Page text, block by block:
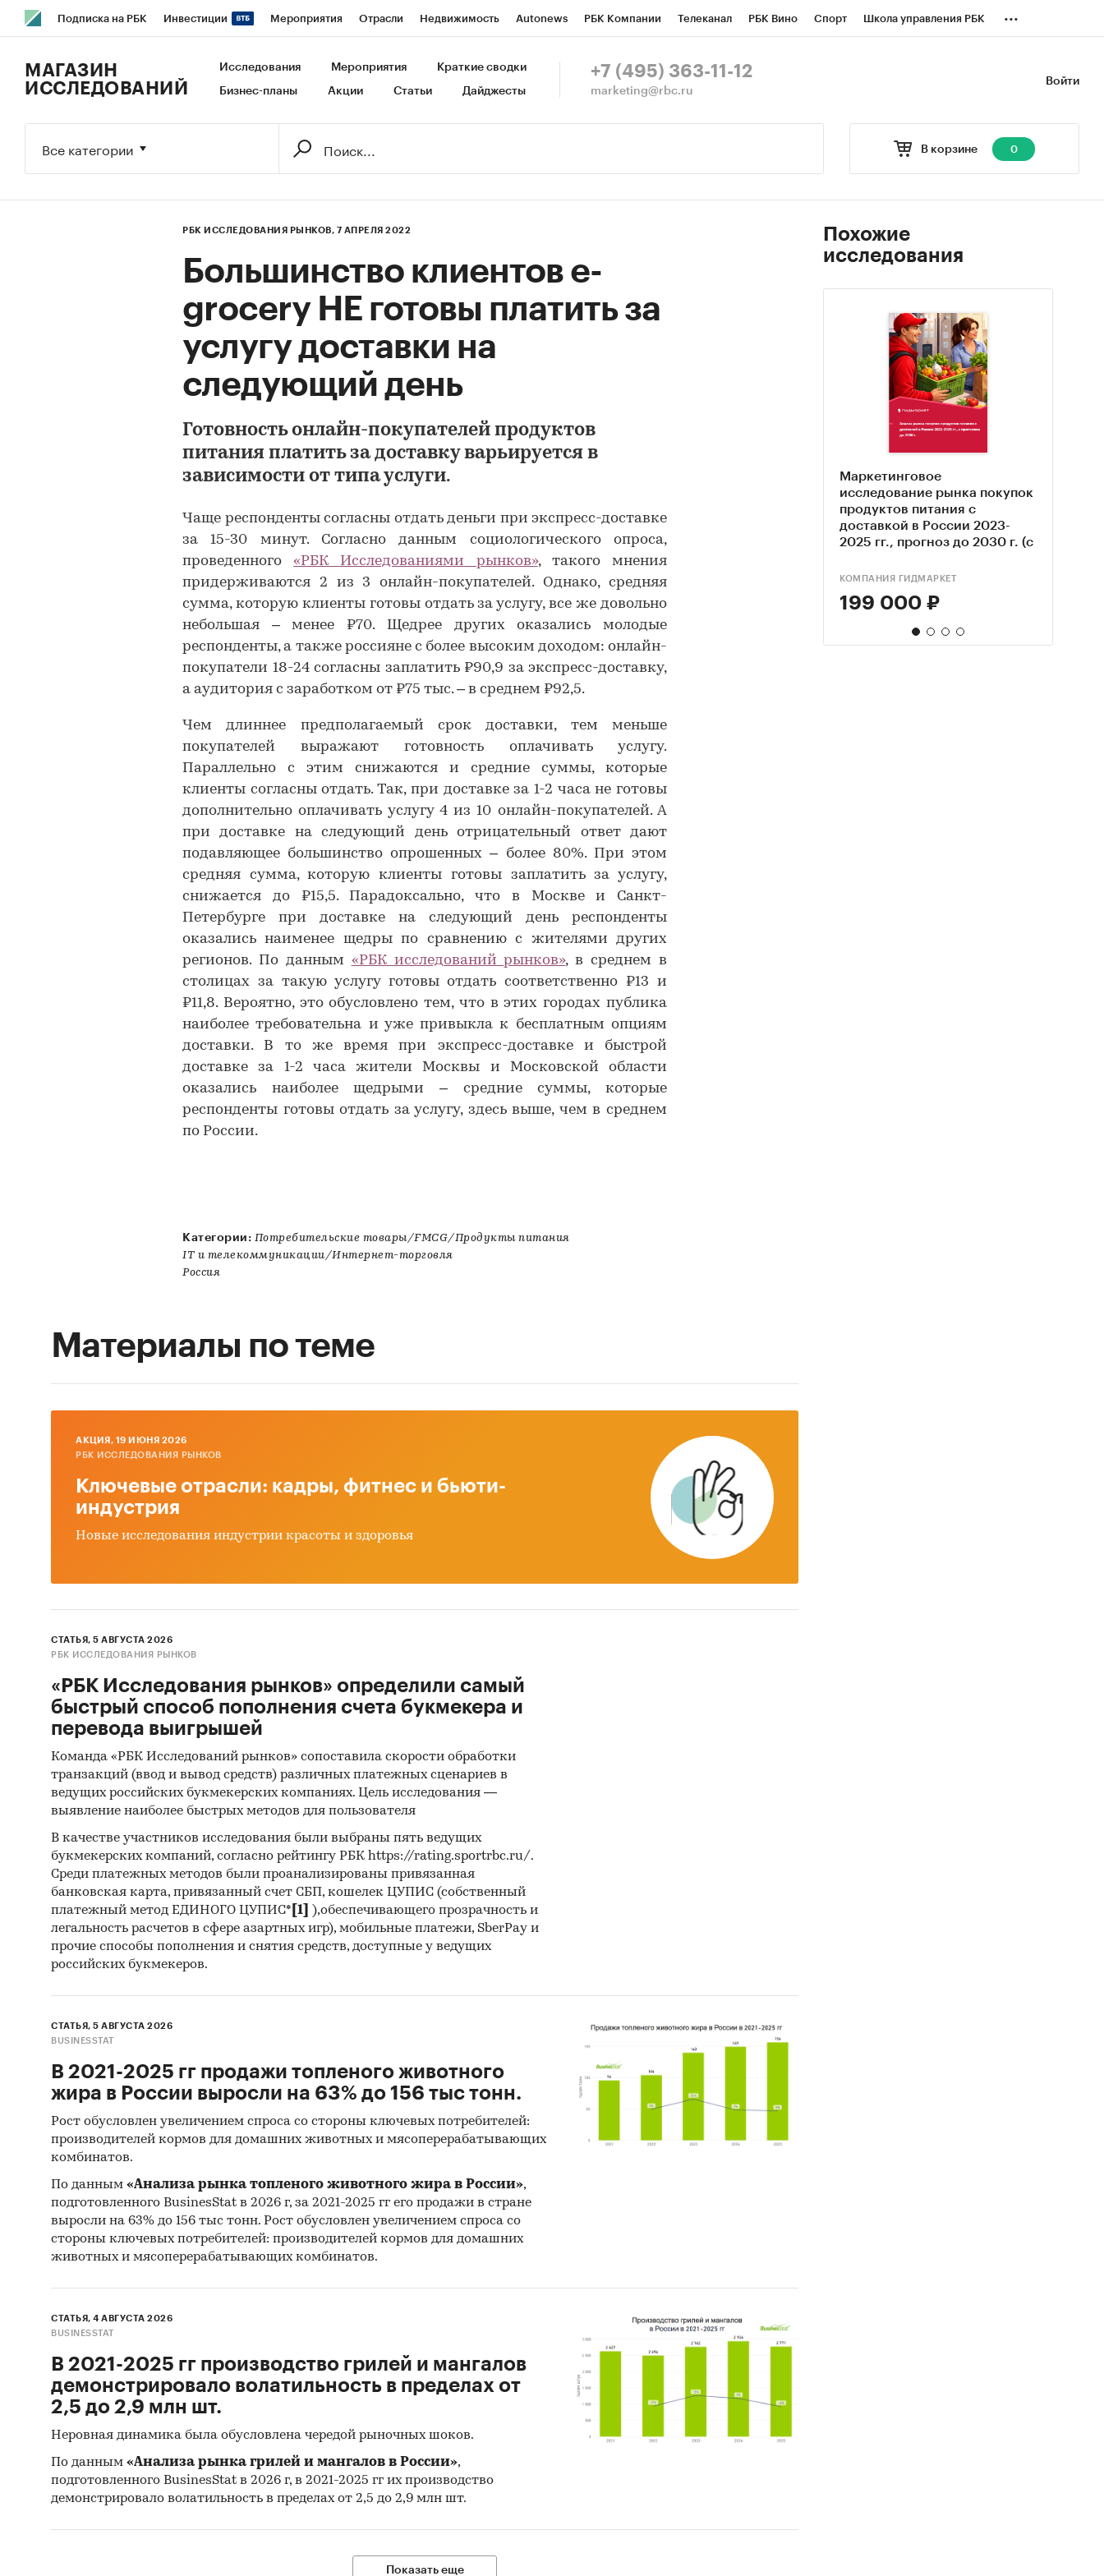
Подписка на РБК Инвестиции Мероприятия Отрасли Недвижимость Autonews РБК Компании Телеканал РБК Вино Спорт Школа управления РБК
Исследования Кредитные рейтинги Франшизы Газета Спецпроекты СПб Конференции СПб Спецпроекты
...
Войти
МАГАЗИН
ИССЛЕДОВАНИЙ
Исследования Мероприятия Краткие сводки
Бизнес-планы Акции Статьи Дайджесты
+7 (495) 363-11-12
marketing@rbc.ru
В корзине 0
Все категории
РБК ИССЛЕДОВАНИЯ РЫНКОВ, 7 АПРЕЛЯ 2022
Большинство клиентов e-
grocery НЕ готовы платить за
услугу доставки на
следующий день
Готовность онлайн-покупателей продуктов
питания платить за доставку варьируется в
зависимости от типа услуги.
Чаще респонденты согласны отдать деньги при экспресс-доставке
за 15-30 минут. Согласно данным социологического опроса,
проведенного«РБК Исследованиями рынков», такого мнения
придерживаются 2 из 3 онлайн-покупателей. Однако, средняя
сумма, которую клиенты готовы отдать за услугу, все же довольно
небольшая – менее ₽70. Щедрее других оказались молодые
респонденты, а также россияне с более высоким доходом: онлайн-
покупатели 18-24 согласны заплатить ₽90,9 за экспресс-доставку,
а аудитория с заработком от ₽75 тыс. – в среднем ₽92,5.
Чем длиннее предполагаемый срок доставки, тем меньше
покупателей выражают готовность оплачивать услугу.
Параллельно с этим снижаются и средние суммы, которые
клиенты согласны отдать. Так, при доставке за 1-2 часа не готовы
дополнительно оплачивать услугу 4 из 10 онлайн-покупателей. А
при доставке на следующий день отрицательный ответ дают
подавляющее большинство опрошенных – более 80%. При этом
средняя сумма, которую клиенты готовы заплатить за услугу,
снижается до ₽15,5. Парадоксально, что в Москве и Санкт-
Петербурге при доставке на следующий день респонденты
оказались наименее щедры по сравнению с жителями других
регионов. По данным «РБК исследований рынков», в среднем в
столицах за такую услугу готовы отдать соответственно ₽13 и
₽11,8. Вероятно, это обусловлено тем, что в этих городах публика
наиболее требовательна и уже привыкла к бесплатным опциям
доставки. В то же время при экспресс-доставке и быстрой
доставке за 1-2 часа жители Москвы и Московской области
оказались наиболее щедрыми – средние суммы, которые
респонденты готовы отдать за услугу, здесь выше, чем в среднем
по России.
Категории: Потребительские товары/FMCG/Продукты питания
IT и телекоммуникации/Интернет-торговля
Россия
Похожие
исследования
Маркетинговое
исследование рынка покупок
продуктов питания с
доставкой в России 2023-
2025 гг., прогноз до 2030 г. (с
КОМПАНИЯ ГИДМАРКЕТ
199 000 ₽
Материалы по теме
AКЦИЯ, 19 ИЮНЯ 2026
РБК ИССЛЕДОВАНИЯ РЫНКОВ
Ключевые отрасли: кадры, фитнес и бьюти-
индустрия
Новые исследования индустрии красоты и здоровья
СТАТЬЯ, 5 АВГУСТА 2026
РБК ИССЛЕДОВАНИЯ РЫНКОВ
«РБК Исследования рынков» определили самый
быстрый способ пополнения счета букмекера и
перевода выигрышей
Команда «РБК Исследований рынков» сопоставила скорости обработки
транзакций (ввод и вывод средств) различных платежных сценариев в
ведущих российских букмекерских компаниях. Цель исследования —
выявление наиболее быстрых методов для пользователя
В качестве участников исследования были выбраны пять ведущих
букмекерских компаний, согласно рейтингу РБК https://rating.sportrbc.ru/.
Среди платежных методов были проанализированы привязанная
банковская карта, привязанный счет СБП, кошелек ЦУПИС (собственный
платежный метод ЕДИНОГО ЦУПИС* [1]
),обеспечивающего прозрачность и
легальность расчетов в сфере азартных игр), мобильные платежи, SberPay и
прочие способы пополнения и снятия средств, доступные у ведущих
российских букмекеров.
СТАТЬЯ, 5 АВГУСТА 2026
BUSINESSTAT
В 2021-2025 гг продажи топленого животного
жира в России выросли на 63% до 156 тыс тонн.
Рост обусловлен увеличением спроса со стороны ключевых потребителей:
производителей кормов для домашних животных и мясоперерабатывающих
комбинатов.
По данным «Анализа рынка топленого животного жира в России»,
подготовленного BusinesStat в 2026 г, за 2021-2025 гг его продажи в стране
выросли на 63% до 156 тыс тонн. Рост обусловлен увеличением спроса со
стороны ключевых потребителей: производителей кормов для домашних
животных и мясоперерабатывающих комбинатов.
СТАТЬЯ, 4 АВГУСТА 2026
BUSINESSTAT
В 2021-2025 гг производство грилей и мангалов
демонстрировало волатильность в пределах от
2,5 до 2,9 млн шт.
Неровная динамика была обусловлена чередой рыночных шоков.
По данным «Анализа рынка грилей и мангалов в России»,
подготовленного BusinesStat в 2026 г, в 2021-2025 гг их производство
демонстрировало волатильность в пределах от 2,5 до 2,9 млн шт.
Показать еще